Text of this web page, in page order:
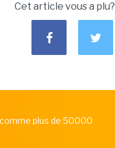
Cet article vous a plu?
plus de 50000